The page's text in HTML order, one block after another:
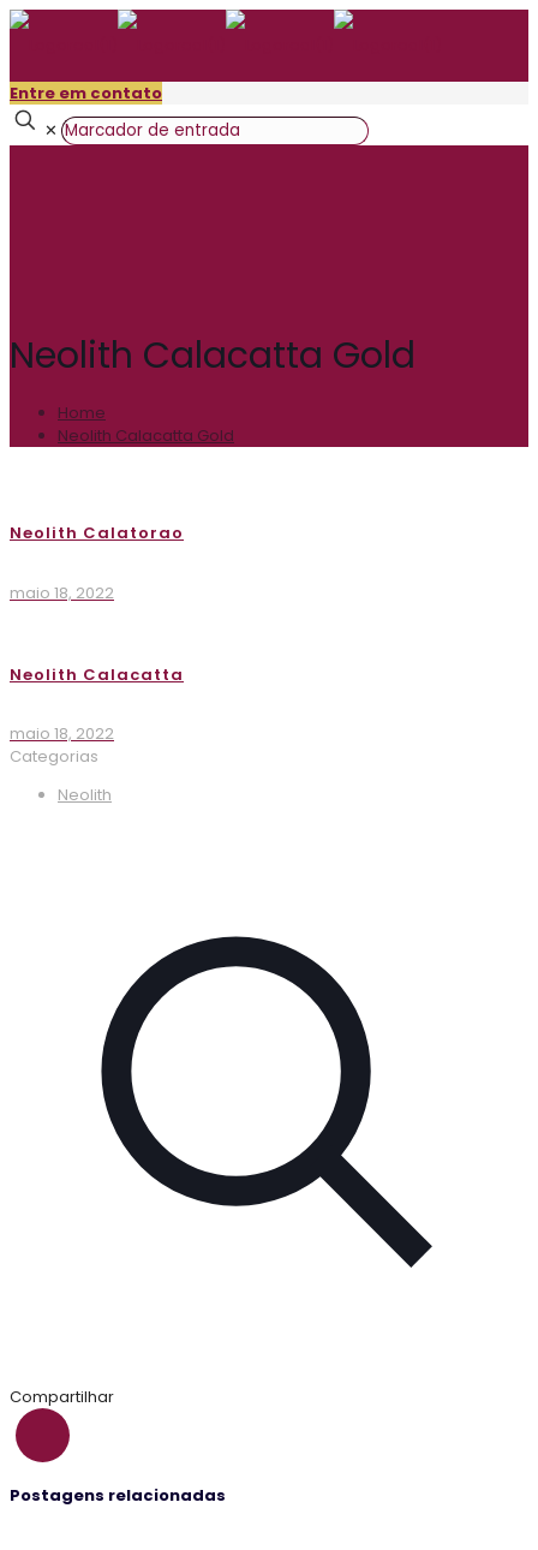
Entre em contato
✕
Neolith Calacatta Gold
Home
Neolith Calacatta Gold
Neolith Calatorao
maio 18, 2022
Neolith Calacatta
maio 18, 2022
Categorias
Neolith
Compartilhar
Postagens relacionadas